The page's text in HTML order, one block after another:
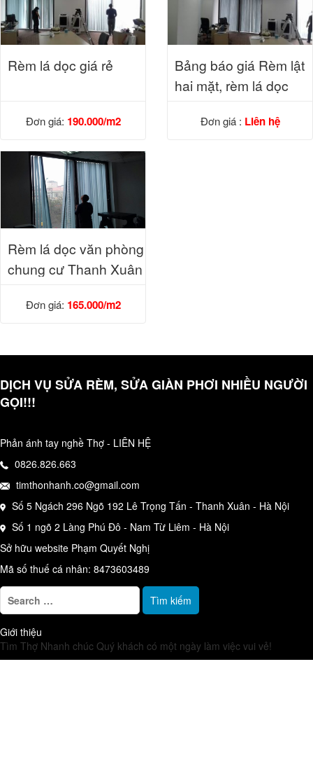
Rèm lá dọc giá rẻ
Đơn giá: 190.000/m2
Bảng báo giá Rèm lật
hai mặt, rèm lá dọc
Đơn giá : Liên hệ
Rèm lá dọc văn phòng
chung cư Thanh Xuân
Đơn giá: 165.000/m2
DỊCH VỤ SỬA RÈM, SỬA GIÀN PHƠI NHIỀU NGƯỜI
GỌI!!!
Phản ánh tay nghề Thợ - LIÊN HỆ
0826.826.663
timthonhanh.co@gmail.com
Số 5 Ngách 296 Ngõ 192 Lê Trọng Tấn - Thanh Xuân - Hà Nội
Số 1 ngõ 2 Làng Phú Đô - Nam Từ Liêm - Hà Nội
Sở hữu website Phạm Quyết Nghị
Mã số thuế cá nhân: 8473603489
T
k
ế
Giới thiệu
Tìm Thợ Nhanh chúc Quý khách có một ngày làm việc vui vẻ!